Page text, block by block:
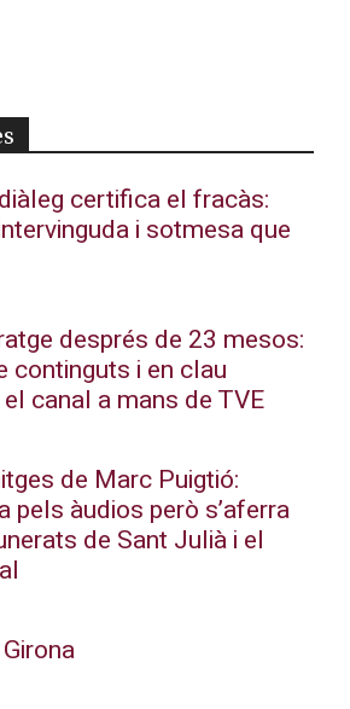
certifica el fracàs:
i sotmesa que
després de 23 mesos:
continguts i en clau
canal a mans de TVE
de Marc Puigtió:
pels àudios però s’aferra
de Sant Julià i el